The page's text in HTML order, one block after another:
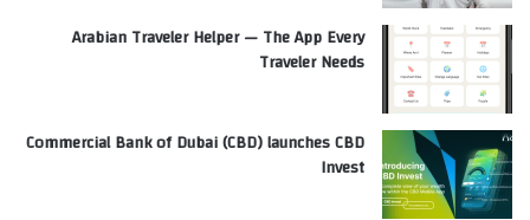
Arabian Traveler Helper — The App Every
Traveler Needs
Commercial Bank of Dubai (CBD) launches CBD
Invest